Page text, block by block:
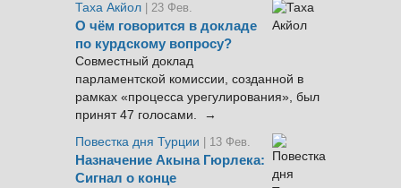
Таха Акйол | 23 Фев.
О чём говорится в докладе
по курдскому вопросу?
Совместный доклад
парламентской комиссии, созданной в
рамках «процесса урегулирования», был
принят 47 голосами. →
Повестка дня Турции
| 13 Фев.
Назначение Акына Гюрлека:
Сигнал о конце